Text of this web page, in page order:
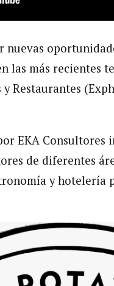
las más recientes
Restaurantes
EKA Consultores
de diferentes
y hotelería